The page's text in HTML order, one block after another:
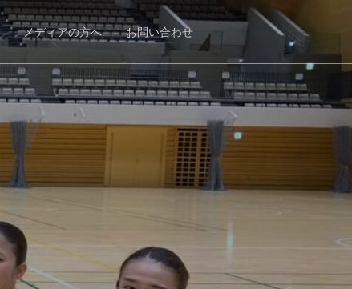
メディアの方へ お問い合わせ